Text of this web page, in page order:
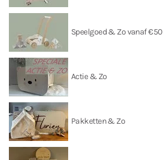
Speelgoed & Zo vanaf €50
Actie & Zo
Pakketten & Zo